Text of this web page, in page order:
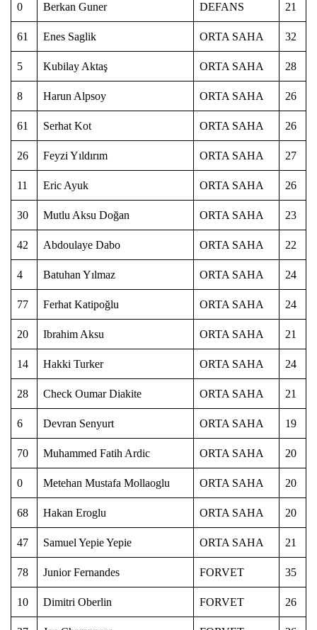
0 Berkan Guner DEFANS 21
61 Enes Saglik ORTA SAHA 32
5 Kubilay Aktaş ORTA SAHA 28
8 Harun Alpsoy ORTA SAHA 26
61 Serhat Kot ORTA SAHA 26
26 Feyzi Yıldırım ORTA SAHA 27
11 Eric Ayuk ORTA SAHA 26
30 Mutlu Aksu Doğan ORTA SAHA 23
42 Abdoulaye Dabo ORTA SAHA 22
4 Batuhan Yılmaz ORTA SAHA 24
77 Ferhat Katipoğlu ORTA SAHA 24
20 Ibrahim Aksu ORTA SAHA 21
14 Hakki Turker ORTA SAHA 24
28 Check Oumar Diakite ORTA SAHA 21
6 Devran Senyurt ORTA SAHA 19
70 Muhammed Fatih Ardic ORTA SAHA 20
0 Metehan Mustafa Mollaoglu ORTA SAHA 20
68 Hakan Eroglu ORTA SAHA 20
47 Samuel Yepie Yepie ORTA SAHA 21
78 Junior Fernandes FORVET 35
10 Dimitri Oberlin FORVET 26